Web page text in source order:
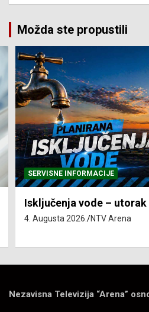
Možda ste propustili
SERVISNE INFORMACIJE
Isključenja vode – utorak
4. Augusta 2026. NTV Arena
Nezavisna Televizija “Arena”